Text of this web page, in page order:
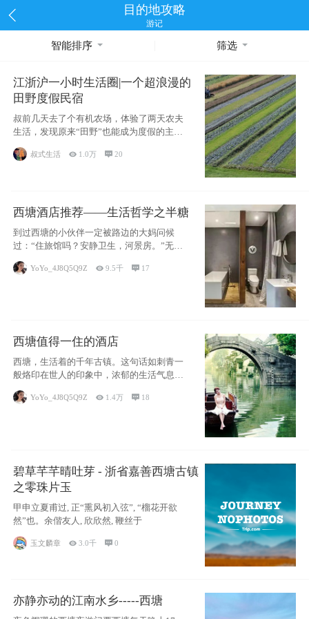
目的地攻略
游记
智能排序 筛选
江浙沪一小时生活圈|一个超浪漫的
田野度假民宿
叔前几天去了个有机农场，体验了两天农夫
生活，发现原来“田野”也能成为度假的主旋
律。江
叔式生活  1.0万 20
西塘酒店推荐——生活哲学之半糖
到过西塘的小伙伴一定被路边的大妈问候
过：“住旅馆吗？安静卫生，河景房。”无意
YoYo_4J8Q5Q9Z 9.5千  17
西塘值得一住的酒店
西塘，生活着的千年古镇。这句话如刺青一
般烙印在世人的印象中，浓郁的生活气息，
小桥流水
YoYo_4J8Q5Q9Z  1.4万  18
碧草芊芊晴吐芽 - 浙省嘉善西塘古镇
之零珠片玉
甲申立夏甫过, 正“熏风初入弦”, “榴花开欲
然”也。余偕友人, 欣欣然, 鞭丝于
玉文麟章  3.0千 0
亦静亦动的江南水乡-----西塘